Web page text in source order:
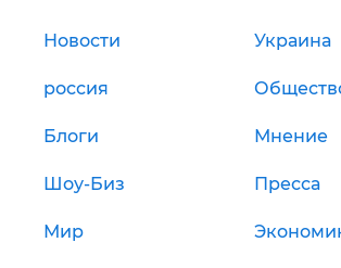
Новости Украина
россия
Блоги Мнение
Шоу-Биз Пресса
Мир